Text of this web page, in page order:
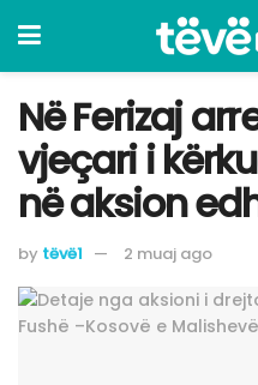
Në Ferizaj
vjeçari i
në aksion
by tëvë1 2 muaj ago